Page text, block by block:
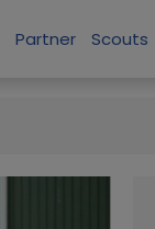
Partner Scouts